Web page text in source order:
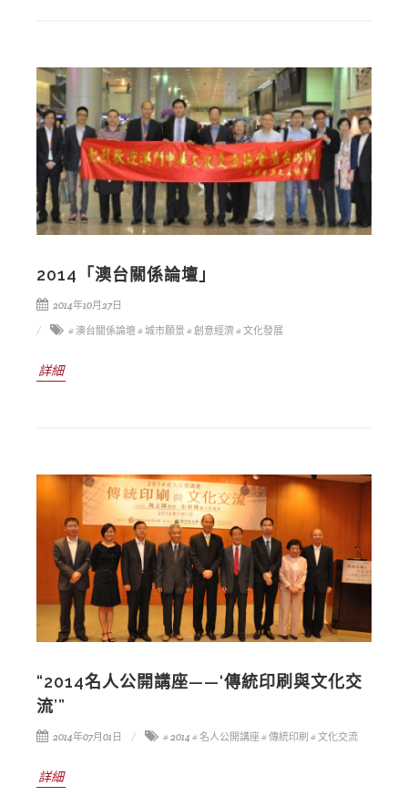
2014「澳台關係論壇」
2014年10月27日
# 澳台關係論壇# 城市願景# 創意經濟# 文化發展
詳細
“2014名人公開講座——‘傳統印刷與文化交
流’”
2014年07月01日 # 2014# 名人公開講座# 傳統印刷 # 文化交流
詳細